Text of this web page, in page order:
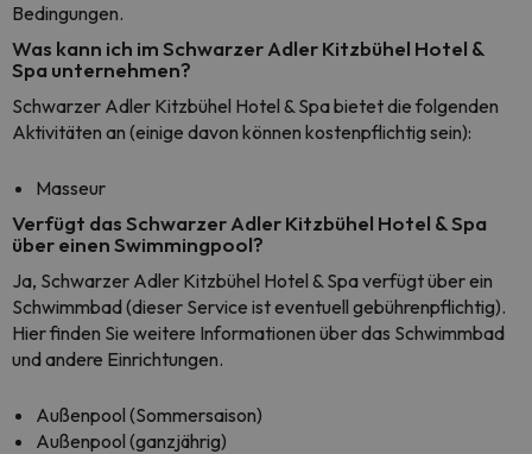
Bedingungen.
Was kann ich im Schwarzer Adler Kitzbühel Hotel &
Spa unternehmen?
Schwarzer Adler Kitzbühel Hotel & Spa bietet die folgenden
Aktivitäten an (einige davon können kostenpflichtig sein):
Masseur
Verfügt das Schwarzer Adler Kitzbühel Hotel & Spa
über einen Swimmingpool?
Ja, Schwarzer Adler Kitzbühel Hotel & Spa verfügt über ein
Schwimmbad (dieser Service ist eventuell gebührenpflichtig).
Hier finden Sie weitere Informationen über das Schwimmbad
und andere Einrichtungen.
Außenpool (Sommersaison)
Außenpool (ganzjährig)